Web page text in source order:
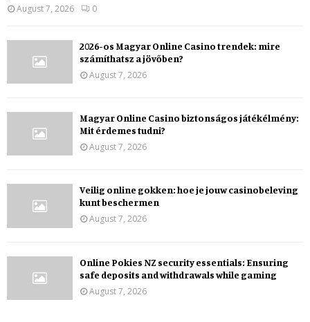
August 7, 2026
0
2026-os Magyar Online Casino trendek: mire
számíthatsz a jövőben?
August 7, 2026
Magyar Online Casino biztonságos játékélmény:
Mit érdemes tudni?
August 7, 2026
Veilig online gokken: hoe je jouw casinobeleving
kunt beschermen
August 7, 2026
Online Pokies NZ security essentials: Ensuring
safe deposits and withdrawals while gaming
August 7, 2026